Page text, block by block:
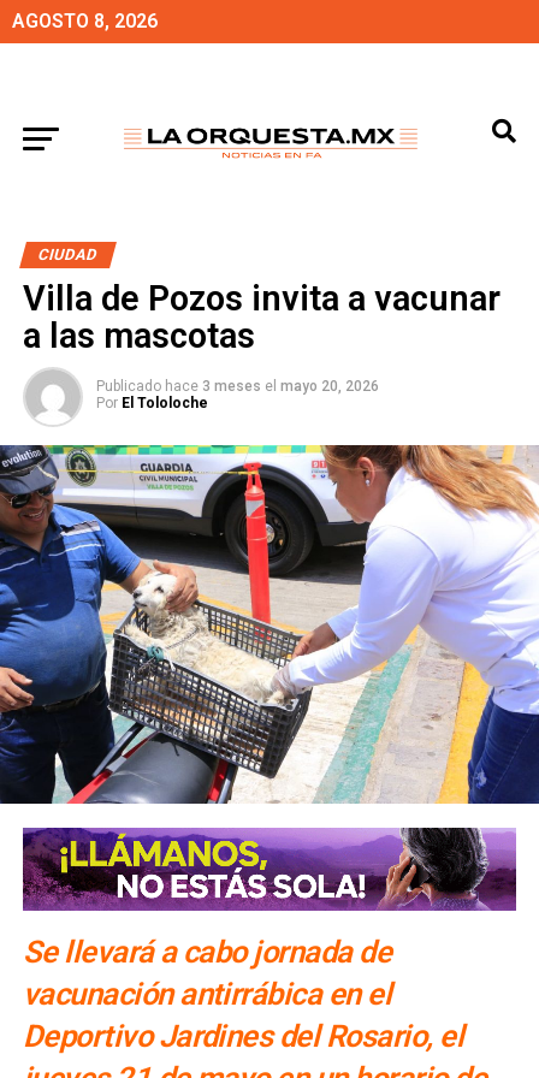
AGOSTO 8, 2026
CIUDAD
Villa de Pozos invita a vacunar
a las mascotas
Publicado hace 3 meses el mayo 20, 2026
Por El Tololoche
Se llevará a cabo jornada de
vacunación antirrábica en el
Deportivo Jardines del Rosario, el